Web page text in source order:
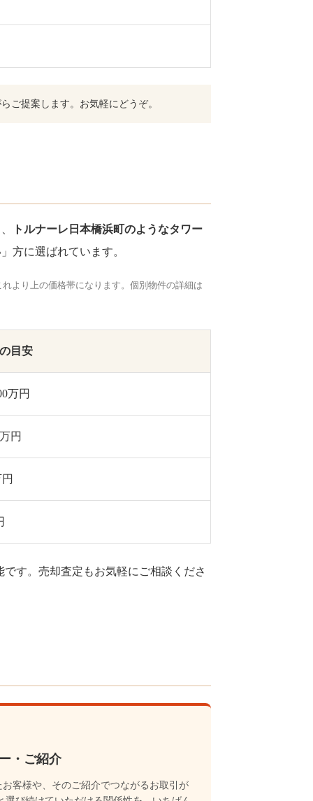
ご提案します。お気軽にどうぞ。
トルナーレ日本橋浜町のようなタワー
方に選ばれています。
より上の価格帯になります。個別物件の詳細は
目安
万円
円
です。売却査定もお気軽にご相談くださ
・ご紹介
客様や、そのご紹介でつながるお取引が